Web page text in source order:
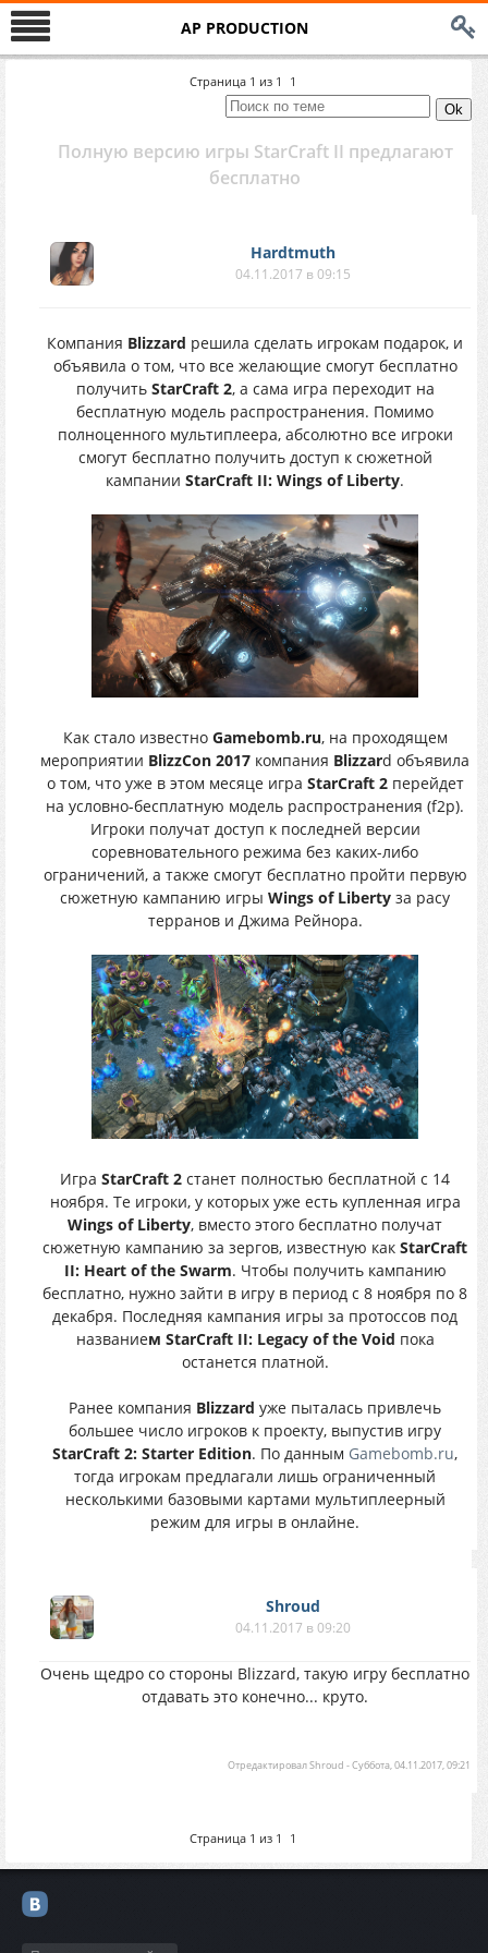
AP PRODUCTION
Страница 1 из 1 1
Полную версию игры StarCraft II предлагают
бесплатно
Hardtmuth
04.11.2017 в 09:15
Компания Blizzard решила сделать игрокам подарок, и
объявила о том, что все желающие смогут бесплатно
получить StarCraft 2, а сама игра переходит на
бесплатную модель распространения. Помимо
полноценного мультиплеера, абсолютно все игроки
смогут бесплатно получить доступ к сюжетной
кампании StarCraft II: Wings of Liberty.
Как стало известно Gamebomb.ru, на проходящем
мероприятии BlizzCon 2017 компания Blizzard объявила
о том, что уже в этом месяце игра StarCraft 2перейдет
на условно-бесплатную модель распространения (f2p).
Игроки получат доступ к последней версии
соревновательного режима без каких-либо
ограничений, а также смогут бесплатно пройти первую
сюжетную кампанию игры Wings of Liberty за расу
терранов и Джима Рейнора.
Игра StarCraft 2 станет полностью бесплатной с 14
ноября. Те игроки, у которых уже есть купленная игра
Wings of Liberty, вместо этого бесплатно получат
сюжетную кампанию за зергов, известную как StarCraft
II: Heart of the Swarm. Чтобы получить кампанию
бесплатно, нужно зайти в игру в период с 8 ноября по 8
декабря. Последняя кампания игры за протоссов под
названием StarCraft II: Legacy of the Void пока
останется платной.
Ранее компания Blizzard уже пыталась привлечь
большее число игроков к проекту, выпустив игру
StarCraft 2: Starter Edition. По данным Gamebomb.ru,
тогда игрокам предлагали лишь ограниченный
несколькими базовыми картами мультиплеерный
режим для игры в онлайне.
Shroud
04.11.2017 в 09:20
Очень щедро со стороны Blizzard, такую игру бесплатно
отдавать это конечно... круто.
ОтредактировалShroud -Суббота, 04.11.2017, 09:21
Страница 1 из 1 1